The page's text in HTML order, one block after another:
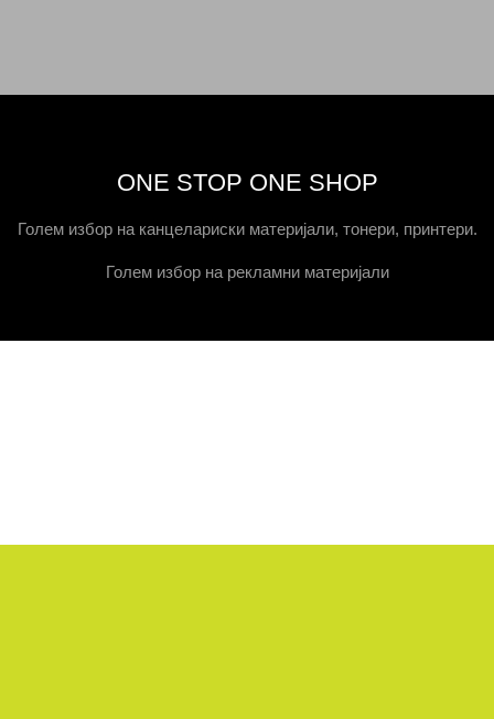
ONE STOP ONE SHOP
Голем избор на канцелариски материјали, тонери, принтери.
Голем избор на рекламни материјали